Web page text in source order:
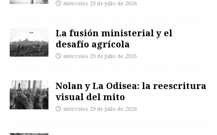
miércoles 29 de julio de 2026
La fusión ministerial y el
desafío agrícola
miércoles 29 de julio de 2026
Nolan y La Odisea: la reescritura
visual del mito
miércoles 29 de julio de 2026